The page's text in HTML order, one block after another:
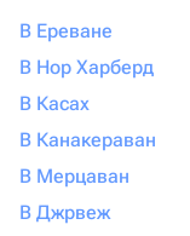
В Ереване
В Нор Харберд
В Касах
В Канакераван
В Мерцаван
В Джрвеж